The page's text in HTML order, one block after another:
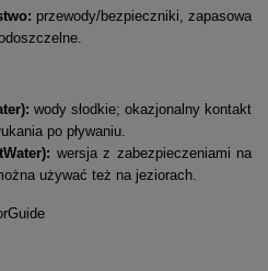
przewody/bezpieczniki, zapasowa
wody słodkie; okazjonalny kontakt
po pływaniu.
wersja z zabezpieczeniami na
używać też na jeziorach.